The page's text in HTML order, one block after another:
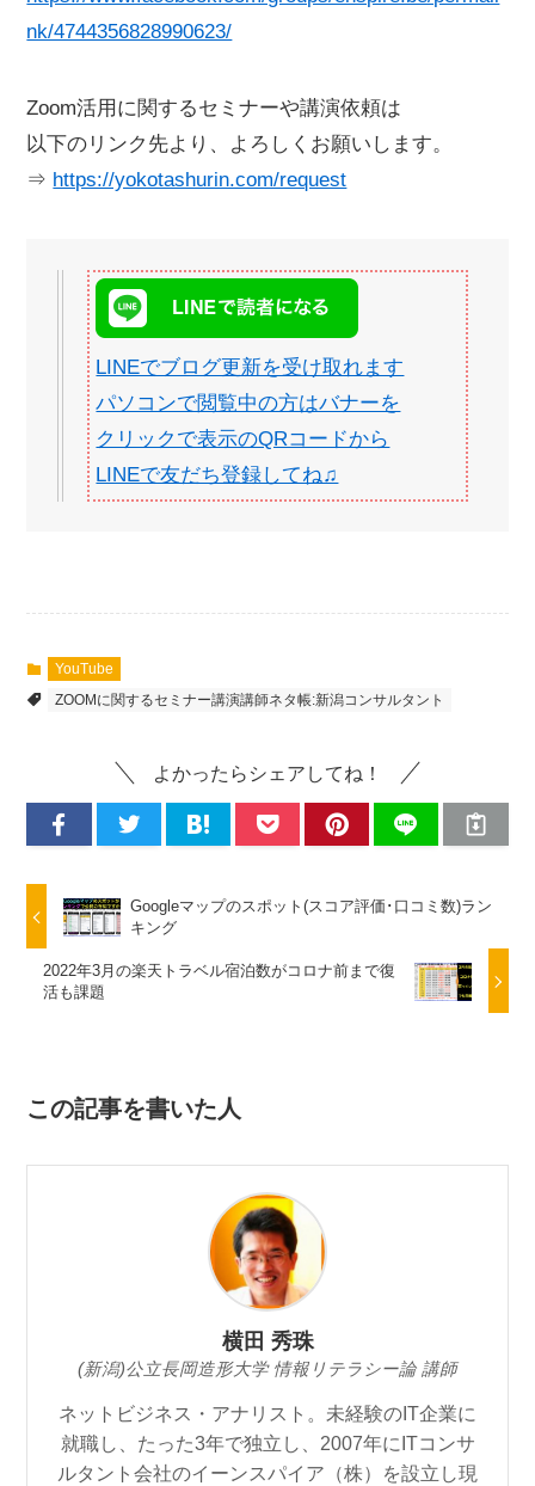
nk/4744356828990623/
Zoom活用に関するセミナーや講演依頼は
以下のリンク先より、よろしくお願いします。
⇒ https://yokotashurin.com/request
LINEでブログ更新を受け取れます
パソコンで閲覧中の方はバナーを
クリックで表示のQRコードから
LINEで友だち登録してね♫
YouTube
ZOOMに関するセミナー講演講師ネタ帳:新潟コンサルタント
よかったらシェアしてね！
Googleマップのスポット(スコア評価･口コミ数)ラン
キング
2022年3月の楽天トラベル宿泊数がコロナ前まで復
活も課題
この記事を書いた人
横田 秀珠
(新潟)公立長岡造形大学 情報リテラシー論 講師
ネットビジネス・アナリスト。未経験のIT企業に
就職し、たった3年で独立し、2007年にITコンサ
ルタント会社のイーンスパイア（株）を設立し現